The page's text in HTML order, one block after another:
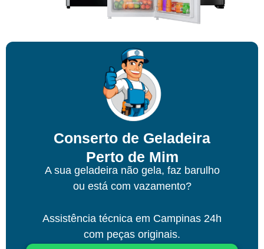
Conserto de Geladeira
Perto de Mim
A sua geladeira não gela, faz barulho
ou está com vazamento?
Assistência técnica em Campinas 24h
com peças originais.